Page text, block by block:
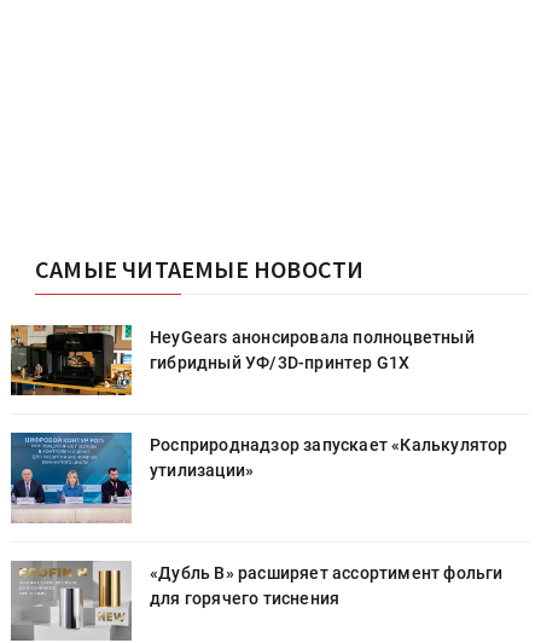
САМЫЕ ЧИТАЕМЫЕ НОВОСТИ
HeyGears анонсировала полноцветный
гибридный УФ/3D-принтер G1X
Росприроднадзор запускает «Калькулятор
утилизации»
«Дубль В» расширяет ассортимент фольги
для горячего тиснения